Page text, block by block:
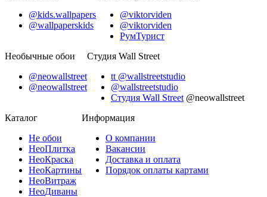
@kids.wallpapers
@wallpaperskids
@viktorviden
@viktorviden
РумТурист
Необычные обои
@neowallstreet
@neowallstreet
Студия Wall Street
tt @wallstreetstudio
@wallstreetstudio
Студия Wall Street @neowallstreet
Каталог
Не обои
НеоПлитка
НеоКраска
НеоКартины
НеоВитраж
НеоДиваны
Информация
О компании
Вакансии
Доставка и оплата
Порядок оплаты картами